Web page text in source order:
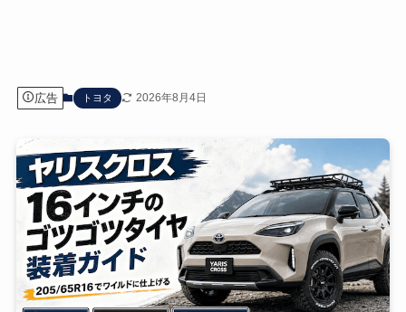
広告 トヨタ 2026年8月4日